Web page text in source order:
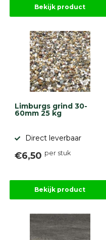
Bekijk product
Limburgs grind 30-
60mm 25 kg
Direct leverbaar
€6,50 per stuk
Bekijk product